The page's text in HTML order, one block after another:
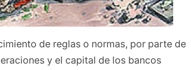
de reglas o normas, por parte de
y el capital de los bancos